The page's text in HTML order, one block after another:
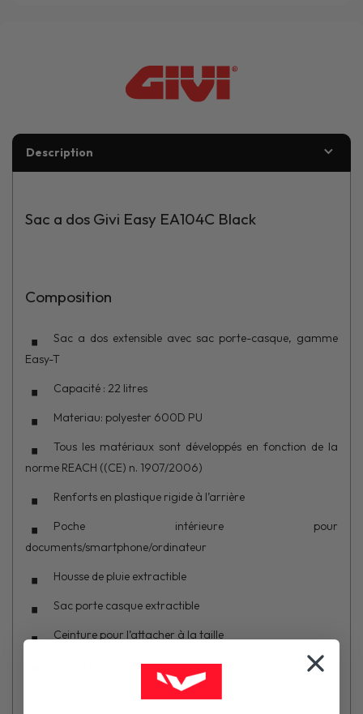
Description
Sac a dos Givi Easy EA104C Black
Composition
Sac a dos extensible avec sac porte-casque, gamme
Easy-T
Capacité : 22 litres
Materiau: polyester 600D PU
Tous les matériaux sont développés en fonction de la
norme REACH ((CE) n. 1907/2006)
Renforts en plastique rigide à l’arrière
Poche intérieure pour
documents/smartphone/ordinateur
Housse de pluie extractible
Sac porte casque extractible
Ceinture pour l’attacher à la taille
Inserts réfléchissants